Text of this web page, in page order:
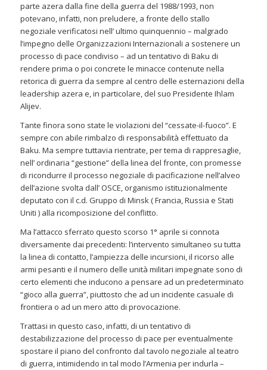
parte azera dalla fine della guerra del 1988/1993, non
potevano, infatti, non preludere, a fronte dello stallo
negoziale verificatosi nell’ ultimo quinquennio – malgrado
l’impegno delle Organizzazioni Internazionali a sostenere un
processo di pace condiviso – ad un tentativo di Baku di
rendere prima o poi concrete le minacce contenute nella
retorica di guerra da sempre al centro delle esternazioni della
leadership azera e, in particolare, del suo Presidente Ihlam
Alijev.
Tante finora sono state le violazioni del “cessate-il-fuoco”. E
sempre con abile rimbalzo di responsabilità effettuato da
Baku. Ma sempre tuttavia rientrate, per tema di rappresaglie,
nell’ ordinaria “gestione” della linea del fronte, con promesse
di ricondurre il processo negoziale di pacificazione nell’alveo
dell’azione svolta dall’ OSCE, organismo istituzionalmente
deputato con il c.d. Gruppo di Minsk ( Francia, Russia e Stati
Uniti ) alla ricomposizione del conflitto.
Ma l’attacco sferrato questo scorso 1° aprile si connota
diversamente dai precedenti: l’intervento simultaneo su tutta
la linea di contatto, l’ampiezza delle incursioni, il ricorso alle
armi pesanti e il numero delle unità militari impegnate sono di
certo elementi che inducono a pensare ad un predeterminato
“gioco alla guerra”, piuttosto che ad un incidente casuale di
frontiera o ad un mero atto di provocazione.
Trattasi in questo caso, infatti, di un tentativo di
destabilizzazione del processo di pace per eventualmente
spostare il piano del confronto dal tavolo negoziale al teatro
di guerra, intimidendo in tal modo l’Armenia per indurla –